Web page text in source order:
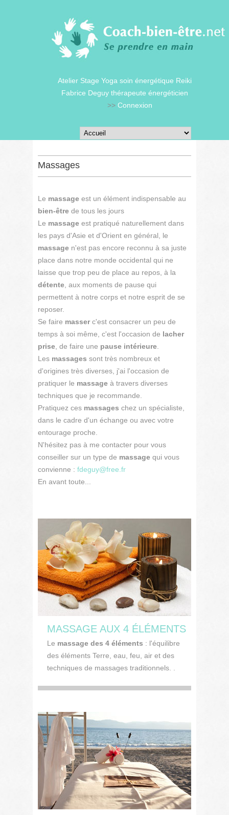
Atelier Stage Yoga soin énergétique Reiki
Fabrice Deguy thérapeute énergéticien
>> Connexion
Massages
Le massage est un élément indispensable au
bien-être de tous les jours
Le massage est pratiqué naturellement dans
les pays d'Asie et d'Orient en général, le
massage n'est pas encore reconnu à sa juste
place dans notre monde occidental qui ne
laisse que trop peu de place au repos, à la
détente , aux moments de pause qui
permettent à notre corps et notre esprit de se
reposer.
Se faire masserc'est consacrer un peu de
temps à soi même, c'est l'occasion de lacher
prise , de faire une pause intérieure
Les massages sont très nombreux et
d'origines très diverses, j'ai l'occasion de
pratiquer le massage à travers diverses
techniques que je recommande.
Pratiquez ces massages chez un spécialiste,
dans le cadre d'un échange ou avec votre
entourage proche.
N'hésitez pas à me contacter pour vous
conseiller sur un type de massage qui vous
convienne : fdeguy@free.fr
En avant toute...
MASSAGE AUX 4 ÉLÉMENTS
Le massage des 4 éléments : l'équilibre
des éléments Terre, eau, feu, air et des
techniques de massages traditionnels. .